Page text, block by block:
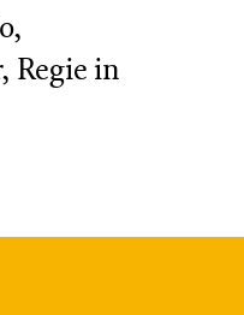
Regie in